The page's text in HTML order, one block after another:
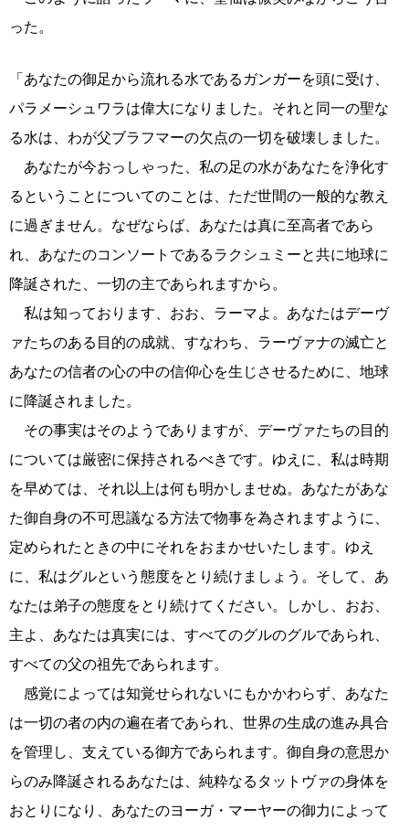
った。
「あなたの御足から流れる水であるガンガーを頭に受け、
パラメーシュワラは偉大になりました。それと同一の聖な
る水は、わが父ブラフマーの欠点の一切を破壊しました。
あなたが今おっしゃった、私の足の水があなたを浄化す
るということについてのことは、ただ世間の一般的な教え
に過ぎません。なぜならば、あなたは真に至高者であら
れ、あなたのコンソートであるラクシュミーと共に地球に
降誕された、一切の主であられますから。
私は知っております、おお、ラーマよ。あなたはデーヴ
ァたちのある目的の成就、すなわち、ラーヴァナの滅亡と
あなたの信者の心の中の信仰心を生じさせるために、地球
に降誕されました。
その事実はそのようでありますが、デーヴァたちの目的
については厳密に保持されるべきです。ゆえに、私は時期
を早めては、それ以上は何も明かしませぬ。あなたがあな
た御自身の不可思議なる方法で物事を為されますように、
定められたときの中にそれをおまかせいたします。ゆえ
に、私はグルという態度をとり続けましょう。そして、あ
なたは弟子の態度をとり続けてください。しかし、おお、
主よ、あなたは真実には、すべてのグルのグルであられ、
すべての父の祖先であられます。
感覚によっては知覚せられないにもかかわらず、あなた
は一切の者の内の遍在者であられ、世界の生成の進み具合
を管理し、支えている御方であられます。御自身の意思か
らのみ降誕されるあなたは、純粋なるタットヴァの身体を
おとりになり、あなたのヨーガ・マーヤーの御力によって